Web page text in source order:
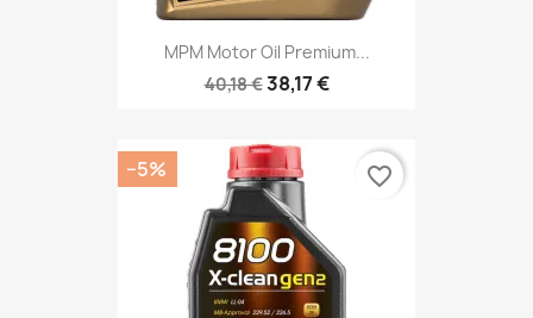
MPM Motor Oil Premium...
40,18 €38,17 €
−5% favorite_border